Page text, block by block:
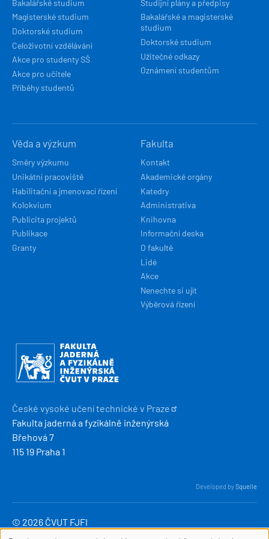
Bakalářské studium
Magisterské studium
Doktorské studium
Celoživotní vzdělávání
Akce pro studenty SŠ
Akce pro učitele
Příběhy studentů
Studijní plány a předpisy
Bakalářské a magisterské
studium
Doktorské studium
Užitečné odkazy
Oznámení studentům
Věda a výzkum
Směry výzkumu
Unikátní pracoviště
Habilitační a jmenovací řízení
Kolokvium
Publicita projektů
Publikace
Granty
Fakulta
Kontakt
Akademické orgány
Katedry
Administrativa
Knihovna
Informační deska
O fakultě
Lidé
Akce
Nenechte si ujít
Výběrová řízení
Obrázek
České vysoké učení technické v Praze
Fakulta jaderná a fyzikálně inženýrská
Břehová 7
115 19 Praha 1
Developed bySquelle
© 2026 ČVUT FJFI
webmaster
cvut cz